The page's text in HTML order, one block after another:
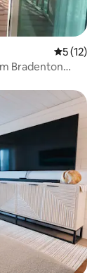
5 de uma
5 (12)
Bradenton